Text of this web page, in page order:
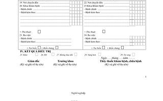
Nghề nghiệp